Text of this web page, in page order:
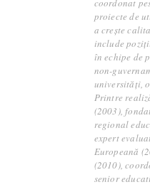
coordonat
proiecte de
a crește
include
în echipe de
non-
universități,
Printre
(2003),
regional
expert
Europeană
(2010),
senior